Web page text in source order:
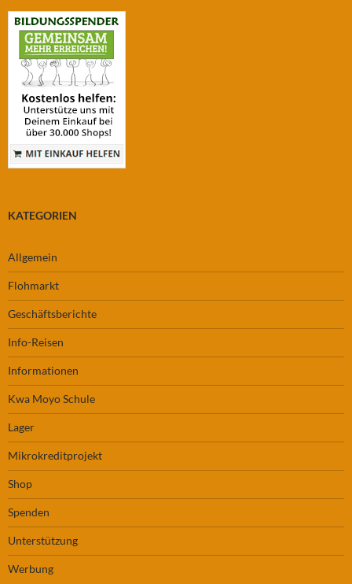
KATEGORIEN
Allgemein
Flohmarkt
Geschäftsberichte
Info-Reisen
Informationen
Kwa Moyo Schule
Lager
Mikrokreditprojekt
Shop
Spenden
Unterstützung
Werbung